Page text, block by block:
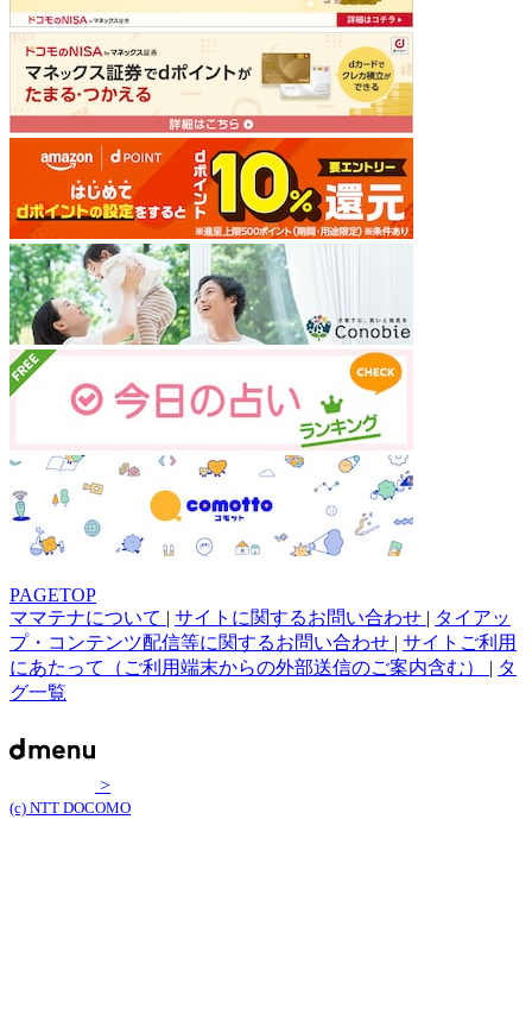
PAGETOP
ママテナについて | サイトに関するお問い合わせ | タイアッ
プ・コンテンツ配信等に関するお問い合わせ | サイトご利用
にあたって（ご利用端末からの外部送信のご案内含む） | タ
グ一覧
>
(c) NTT DOCOMO